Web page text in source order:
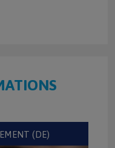
(DE)